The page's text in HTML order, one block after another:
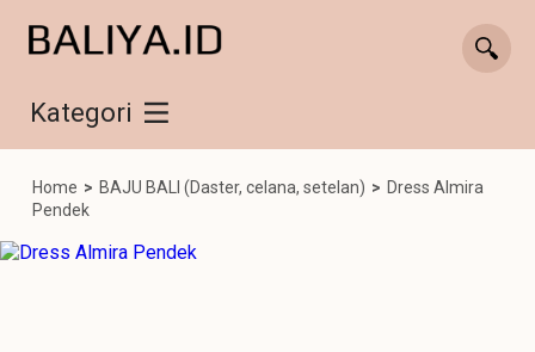
Kategori
Home > BAJU BALI (Daster, celana, setelan) > Dress Almira
Pendek